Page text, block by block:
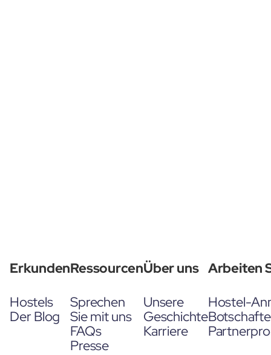
Erkunden
Hostels
Der Blog
Ressourcen
Sprechen
Sie mit uns
FAQs
Presse
Über uns
Unsere
Geschichte
Karriere
Arbeiten
Hostel-